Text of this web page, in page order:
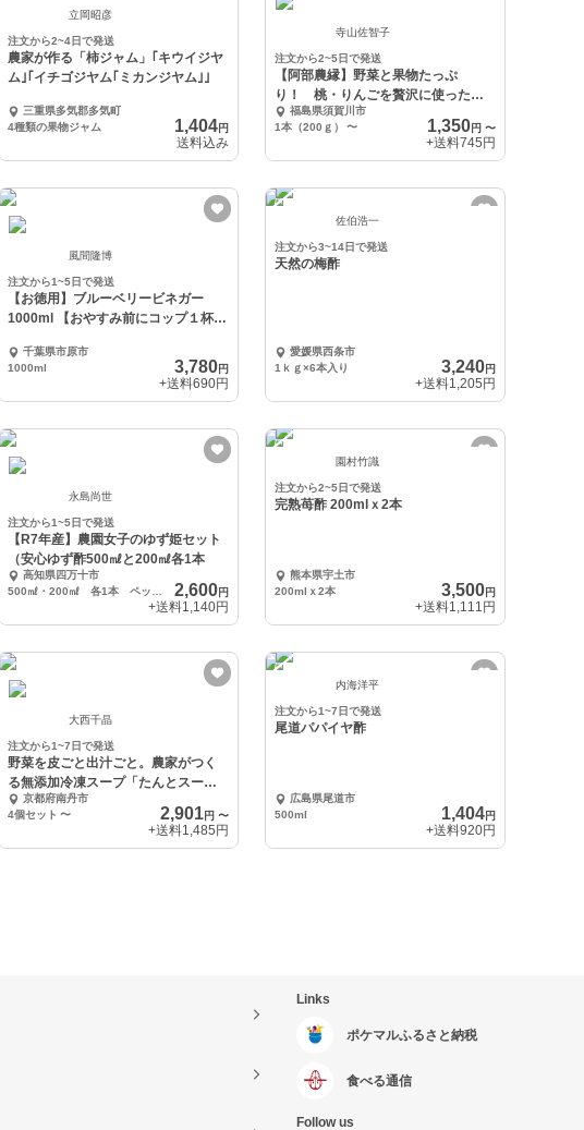
立岡昭彦
注文から2~4日で発送
農家が作る「柿ジャム」｢キウイジヤ
ム｣｢イチゴジヤム｢ミカンジヤム｣｣
三重県多気郡多気町
4種類の果物ジャム
1,404円
送料込み
寺山佐智子
注文から2~5日で発送
【阿部農縁】野菜と果物たっぷ
り！ 桃・りんごを贅沢に使った食
べるタレ ドレッシン
福島県須賀川市
1本（200ｇ）
〜 1,350円 〜
+送料745円
風間隆博
注文から1~5日で発送
【お徳用】ブルーベリービネガー
1000ml 【おやすみ前にコップ１杯
千葉県市原市
1000ml
3,780円
+送料690円
佐伯浩一
注文から3~14日で発送
天然の梅酢
愛媛県西条市
1ｋｇ×6本入り
3,240円
+送料1,205円
永島尚世
注文から1~5日で発送
【R7年産】農園女子のゆず姫セット
（安心ゆず酢500㎖と200㎖各1本
高知県四万十市
2,600円
+送料1,140円
園村竹識
注文から2~5日で発送
完熟苺酢 200mlｘ2本
熊本県宇土市
200mlｘ2本
3,500円
+送料1,111円
大西千晶
注文から1~7日で発送
野菜を皮ごと出汁ごと。農家がつく
る無添加冷凍スープ「たんとスー
プ」セット
京都府南丹市
4個セット 〜 2,901円〜
+送料1,485円
内海洋平
注文から1~7日で発送
尾道パパイヤ酢
広島県尾道市
500ml
1,404円
+送料920円
Links
ポケマルふるさと納税
食べる通信
Follow us